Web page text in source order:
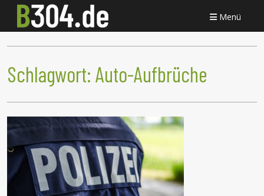
Menü
Schlagwort: Auto-Aufbrüche